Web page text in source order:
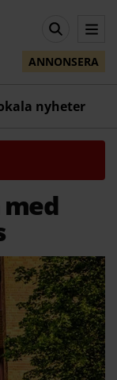
ANNONSERA
nyheter